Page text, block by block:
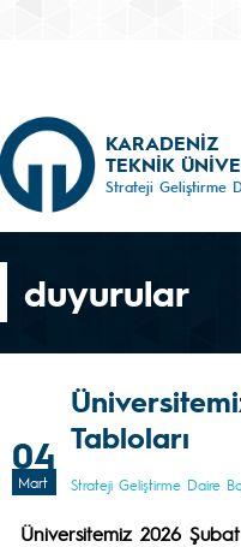
KARADENİZ
TEKNİK
Strateji Geliştirme
duyurular
04
Mart
Tabloları
Strateji Geliştirme Daire
Üniversitemiz 2026